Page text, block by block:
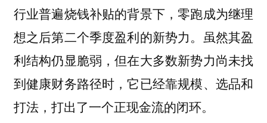
行业普遍烧钱补贴的背景下，零跑成为继理
想之后第二个季度盈利的新势力。虽然其盈
利结构仍显脆弱，但在大多数新势力尚未找
到健康财务路径时，它已经靠规模、选品和
打法，打出了一个正现金流的闭环。